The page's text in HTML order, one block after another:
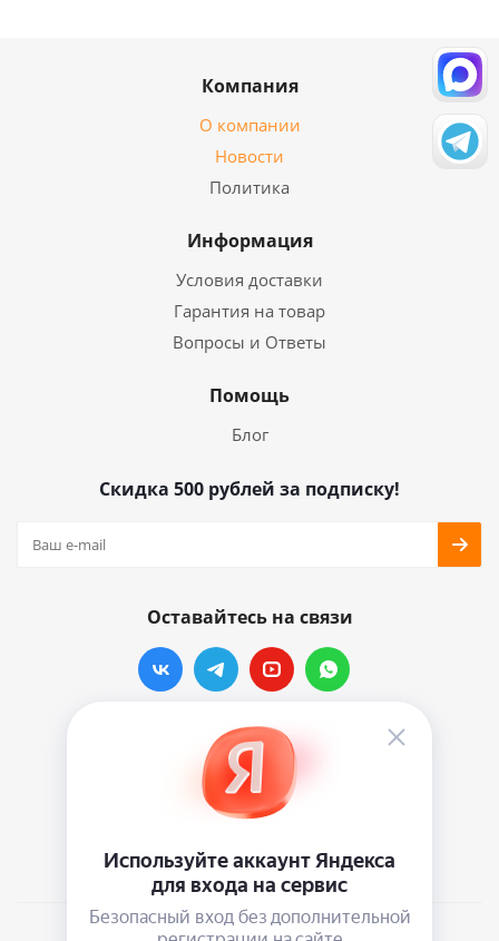
Компания
О компании
Новости
Политика
Информация
Условия доставки
Гарантия на товар
Вопросы и Ответы
Помощь
Блог
Скидка 500 рублей за подписку!
Оставайтесь на связи
Наши контакты
info@vinylmarkt.ru